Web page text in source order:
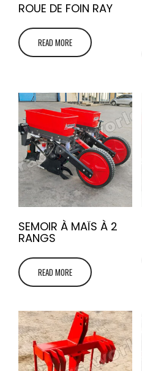
ROUE DE FOIN RAY
READ MORE
SEMOIR À MAÏS À 2
RANGS
READ MORE